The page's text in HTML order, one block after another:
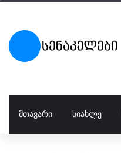
ᲛᲗᲐᲕᲐᲠᲘ ᲡᲘᲐᲮᲚᲔ